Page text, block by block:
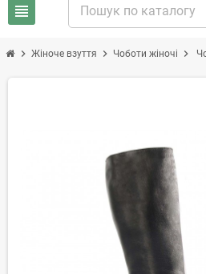
view_headline
chevron_right Жіноче взуття chevron_right Чоботи жіночі chevron_right